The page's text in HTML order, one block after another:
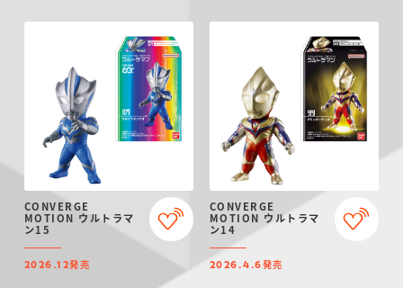
CONVERGE
MOTION ウルトラマ
ン15
2026.12発売
CONVERGE
MOTION ウルトラマ
ン14
2026.4.6発売